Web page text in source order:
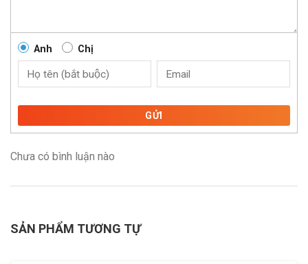
Anh Chị
GỬI
Chưa có bình luận nào
SẢN PHẨM TƯƠNG TỰ